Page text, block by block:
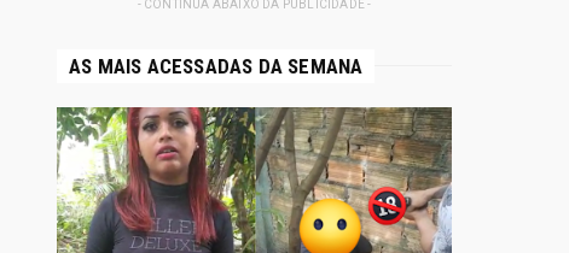
- CONTINUA ABAIXO DA PUBLICIDADE -
AS MAIS ACESSADAS DA SEMANA